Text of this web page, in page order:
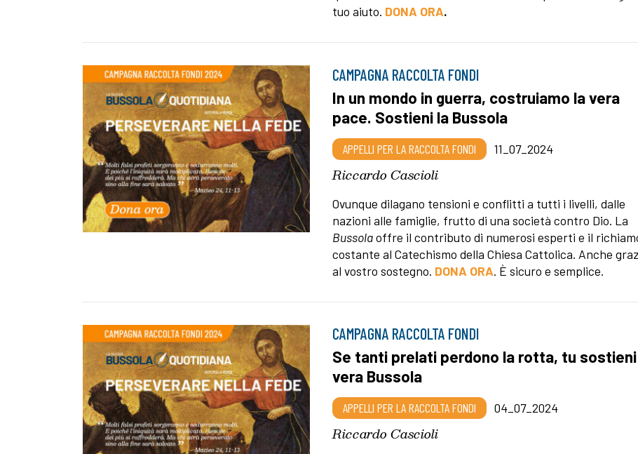
tuo aiuto. DONA ORA.
CAMPAGNA RACCOLTA FONDI
In un mondo in guerra, costruiamo la vera
pace. Sostieni la Bussola
APPELLI PER LA RACCOLTA FONDI 11_07_2024
Riccardo Cascioli
Ovunque dilagano tensioni e conflitti a tutti i livelli, dalle
nazioni alle famiglie, frutto di una società contro Dio. La
Bussolaoffre il contributo di numerosi esperti e il
costante al Catechismo della Chiesa Cattolica. Anche
al vostro sostegno. DONA ORA. È sicuro e semplice.
CAMPAGNA RACCOLTA FONDI
Se tanti prelati perdono la rotta, tu
vera Bussola
APPELLI PER LA RACCOLTA FONDI 04_07_2024
Riccardo Cascioli